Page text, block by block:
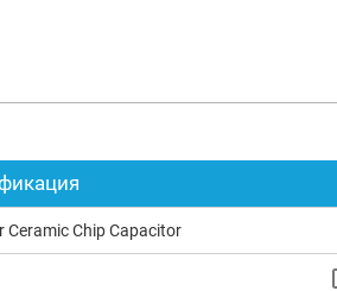
Ceramic Chip Capacitor